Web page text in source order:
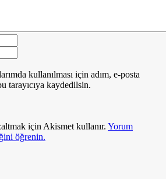
kullanılması için adım, e-posta
tarayıcıya kaydedilsin.
için Akismet kullanır. Yorum
öğrenin.